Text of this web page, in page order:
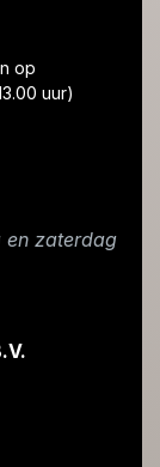
op
uur)
en zaterdag